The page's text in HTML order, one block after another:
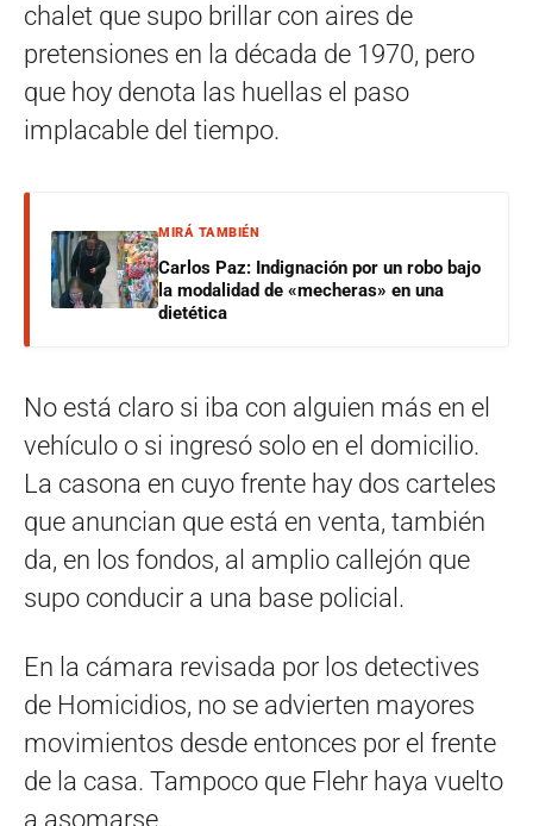
chalet que supo brillar con aires de
pretensiones en la década de 1970, pero
que hoy denota las huellas el paso
implacable del tiempo.
MIRÁ TAMBIÉN
Carlos Paz: Indignación por un robo bajo
la modalidad de «mecheras» en una
dietética
No está claro si iba con alguien más en el
vehículo o si ingresó solo en el domicilio.
La casona en cuyo frente hay dos carteles
que anuncian que está en venta, también
da, en los fondos, al amplio callejón que
supo conducir a una base policial.
En la cámara revisada por los detectives
de Homicidios, no se advierten mayores
movimientos desde entonces por el frente
de la casa. Tampoco que Flehr haya vuelto
a asomarse.